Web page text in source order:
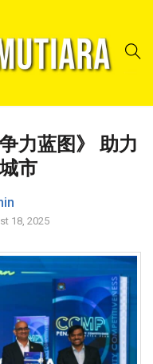
力蓝图》 助力
市
18, 2025